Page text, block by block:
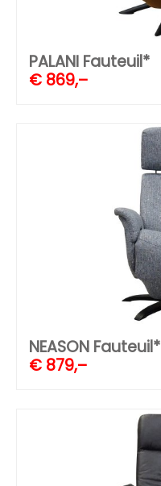
PALANI Fauteuil*
€ 869,–
NEASON Fauteuil*
€ 879,–